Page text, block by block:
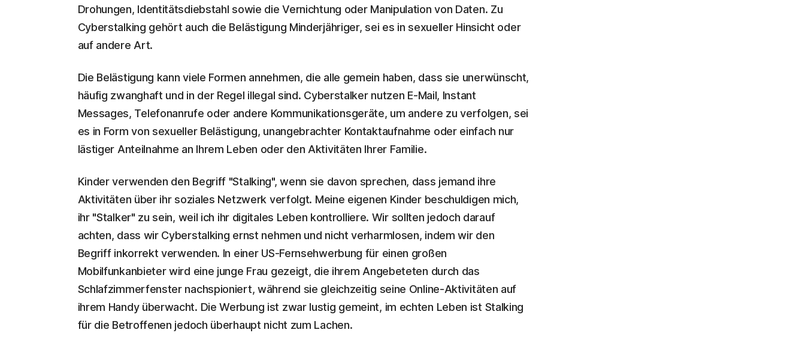
Drohungen, Identitätsdiebstahl sowie die Vernichtung oder Manipulation von Daten. Zu
Cyberstalking gehört auch die Belästigung Minderjähriger, sei es in sexueller Hinsicht oder
auf andere Art.
Die Belästigung kann viele Formen annehmen, die alle gemein haben, dass sie unerwünscht,
häufig zwanghaft und in der Regel illegal sind. Cyberstalker nutzen E-Mail, Instant
Messages, Telefonanrufe oder andere Kommunikationsgeräte, um andere zu verfolgen, sei
es in Form von sexueller Belästigung, unangebrachter Kontaktaufnahme oder einfach nur
lästiger Anteilnahme an Ihrem Leben oder den Aktivitäten Ihrer Familie.
Kinder verwenden den Begriff "Stalking", wenn sie davon sprechen, dass jemand ihre
Aktivitäten über ihr soziales Netzwerk verfolgt. Meine eigenen Kinder beschuldigen mich,
ihr "Stalker" zu sein, weil ich ihr digitales Leben kontrolliere. Wir sollten jedoch darauf
achten, dass wir Cyberstalking ernst nehmen und nicht verharmlosen, indem wir den
Begriff inkorrekt verwenden. In einer US-Fernsehwerbung für einen großen
Mobilfunkanbieter wird eine junge Frau gezeigt, die ihrem Angebeteten durch das
Schlafzimmerfenster nachspioniert, während sie gleichzeitig seine Online-Aktivitäten auf
ihrem Handy überwacht. Die Werbung ist zwar lustig gemeint, im echten Leben ist Stalking
für die Betroffenen jedoch überhaupt nicht zum Lachen.